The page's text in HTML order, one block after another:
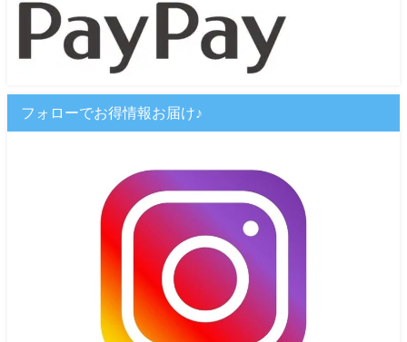
フォローでお得情報お届け♪